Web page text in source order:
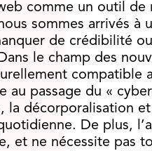
comme un outil de
sommes arrivés à
de crédibilité
le champ des
compatible
au passage du «
la décorporalisation
De plus,
et ne nécessite pas